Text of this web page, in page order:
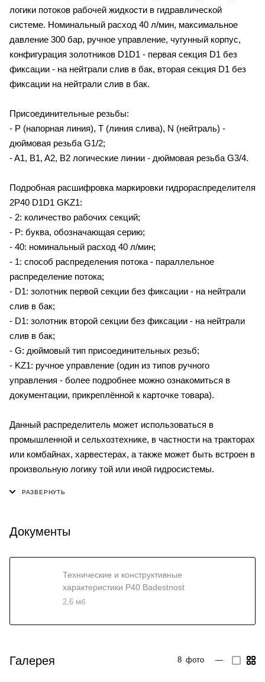
логики потоков рабочей жидкости в гидравлической
системе. Номинальный расход 40 л/мин, максимальное
давление 300 бар, ручное управление, чугунный корпус,
конфигурация золотников D1D1 - первая секция D1 без
фиксации - на нейтрали слив в бак, вторая секция D1 без
фиксации на нейтрали слив в бак.
Присоединительные резьбы:
- P (напорная линия), T (линия слива), N (нейтраль) -
дюймовая резьба G1/2;
- A1, B1, A2, B2 логические линии - дюймовая резьба G3/4.
Подробная расшифровка маркировки гидрораспределителя
2P40 D1D1 GKZ1:
- 2: количество рабочих секций;
- P: буква, обозначающая серию;
- 40: номинальный расход 40 л/мин;
- 1: способ распределения потока - параллельное
распределение потока;
- D1: золотник первой секции без фиксации - на нейтрали
слив в бак;
- D1: золотник второй секции без фиксации - на нейтрали
слив в бак;
- G: дюймовый тип присоединительных резьб;
- KZ1: ручное управление (один из типов ручного
управления - более подробнее можно ознакомиться в
документации, прикреплённой к карточке товара).
Данный распределитель может использоваться в
промышленной и сельхозтехнике, в частности на тракторах
или комбайнах, харвестерах, а также может быть встроен в
произвольную логику той или иной гидросистемы.
Документы
Технические и конструктивные
характеристики P40 Badestnost
2,6 мб
Галерея 8 фото —